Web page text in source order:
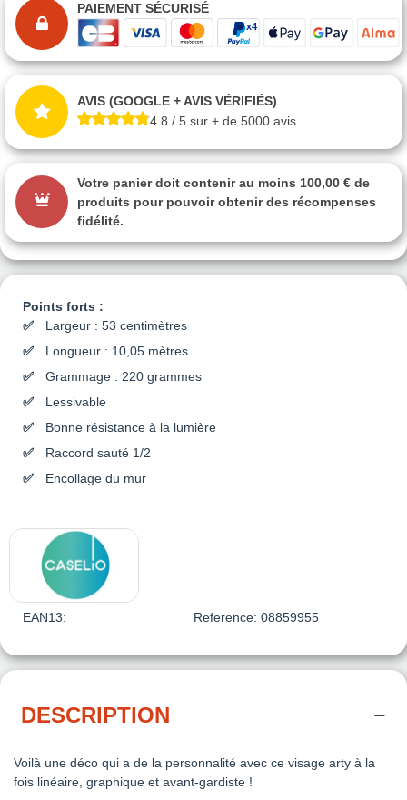
Points forts :
Largeur : 53 centimètres
Longueur : 10,05 mètres
Grammage : 220 grammes
Lessivable
Bonne résistance à la lumière
Raccord sauté 1/2
Encollage du mur
EAN13: Reference: 08859955
PAIEMENT SÉCURISÉ
AVIS (GOOGLE + AVIS VÉRIFIÉS)
4.8 / 5 sur + de 5000 avis
Votre panier doit contenir au moins 100,00 € de
produits pour pouvoir obtenir des récompenses
fidélité.
DESCRIPTION
Voilà une déco qui a de la personnalité avec ce visage arty à la
fois linéaire, graphique et avant-gardiste !